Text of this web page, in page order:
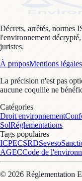
Décrets, arrêtés, normes
l'environnement
juristes.
À proposMentions légales
La précision n'est pas
aucune coquille ne
Catégories
Droit environnement
SolRéglementations
Tags populaires
ICPECSRDSeveso
AGECCode de
© 2026 Réglementation